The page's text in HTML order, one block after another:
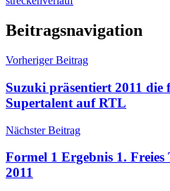
Beitragsnavigation
Vorheriger Beitrag
Suzuki präsentiert 2011 die
Supertalent auf RTL
Nächster Beitrag
Formel 1 Ergebnis 1.
2011